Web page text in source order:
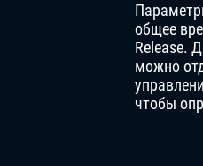
общее
Release.
можно
чтобы